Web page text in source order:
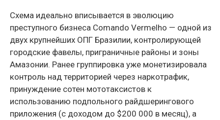
Схема идеально вписывается в эволюцию
преступного бизнеса Comando Vermelho — одной из
двух крупнейших ОПГ Бразилии, контролирующей
городские фавелы, приграничные районы и зоны
Амазонии. Ранее группировка уже монетизировала
контроль над территорией через наркотрафик,
принуждение сотен мототаксистов к
использованию подпольного райдшерингового
приложения (с доходом до $200 000 в месяц), а